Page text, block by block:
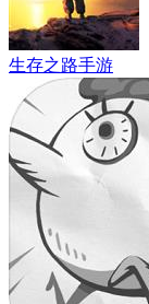
生存之路手游